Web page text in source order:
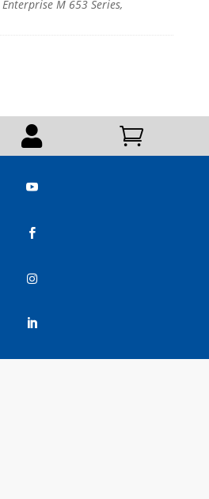
M 653 Series,
 



